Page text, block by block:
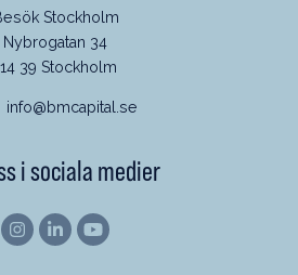
Stockholm
Nybrogatan 34
39 Stockholm
info@bmcapital.se
i sociala medier